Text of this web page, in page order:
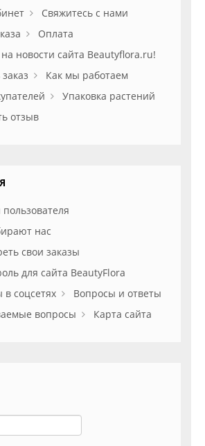
Свяжитесь с нами
Оплата
новости сайта Beautyflora.ru!
Как мы работаем
Упаковка растений
отзыв
нас
свои заказы
для сайта BeautyFlora
соцсетях
Вопросы и ответы
вопросы
Карта сайта